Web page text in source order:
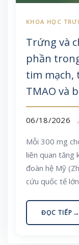
Trứng và
phần
tim mạch,
TMAO và
06/18/2026
Mỗi 300 mg
liên quan tăng
đoàn hệ Mỹ
cứu quốc tế
viết tổng hợp
khẩu phần,
ĐỌC TIẾP